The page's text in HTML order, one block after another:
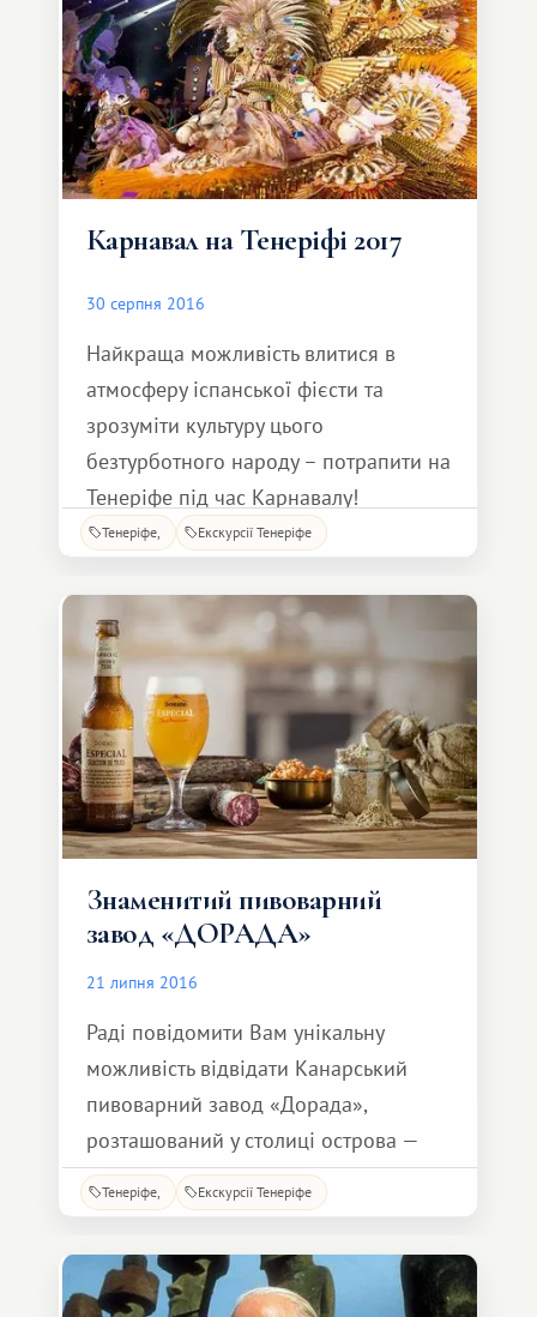
цікавий і навіть певною мірою
Карнавал на Тенеріфі 2017
30 серпня 2016
Найкраща можливість влитися в
атмосферу іспанської фієсти та
зрозуміти культуру цього
безтурботного народу – потрапити на
Тенеріфе під час Карнавалу!
Карнавал у столиці Тенеріфе —
острова, яка щороку приваблює
тисячі туристів. Щоб взяти участь у
веселощі, гостям достатньо
правильно вибрати дати відпустки:
так, о 20-й
Тенеріфе Екскурсії Тенеріфе
Знаменитий пивоварний
завод «ДОРАДА»
21 липня 2016
Раді повідомити Вам унікальну
можливість відвідати Канарський
пивоварний завод «Дорада»,
розташований у столиці острова —
Санта Крузе. Усього за 10 ЄВРО у
супроводі гіда, який пояснює кожен
етап виробництва, Ви можете
здійснити захоплюючу екскурсію,
Тенеріфе Екскурсії Тенеріфе